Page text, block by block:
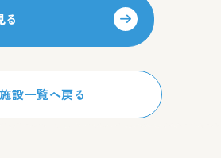
る
施設一覧へ戻る